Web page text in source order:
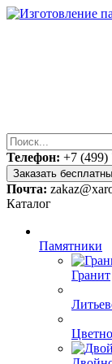
Телефон: +7 (499)
Заказать
Почта:
Каталог
Памятники
Гранит